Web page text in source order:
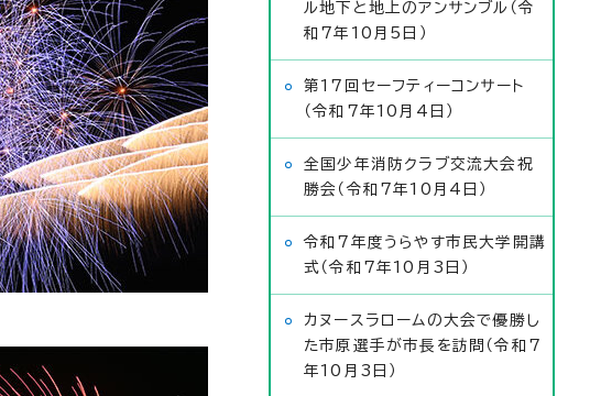
ル地下と地上のアンサンブル（令
和7年10月5日）
第17回セーフティーコンサート
（令和7年10月4日）
全国少年消防クラブ交流大会祝
勝会（令和7年10月4日）
令和7年度うらやす市民大学開講
式（令和7年10月3日）
カヌースラロームの大会で優勝し
た市原選手が市長を訪問（令和7
年10月3日）